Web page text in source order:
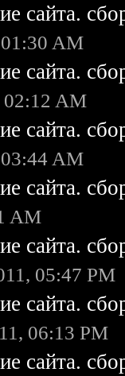
сайта.
AM
сайта.
02:12 AM
сайта.
AM
сайта.
AM
сайта.
05:47 PM
сайта.
06:13 PM
сайта.